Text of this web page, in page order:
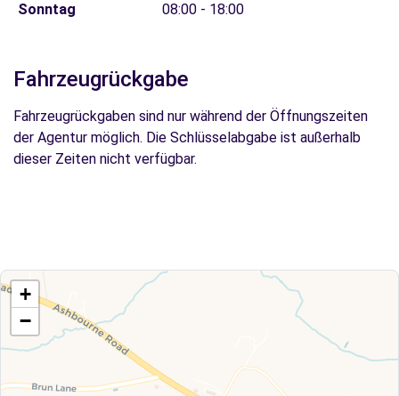
Sonntag
08:00 - 18:00
Fahrzeugrückgabe
Fahrzeugrückgaben sind nur während der Öffnungszeiten
der Agentur möglich. Die Schlüsselabgabe ist außerhalb
dieser Zeiten nicht verfügbar.
+
−